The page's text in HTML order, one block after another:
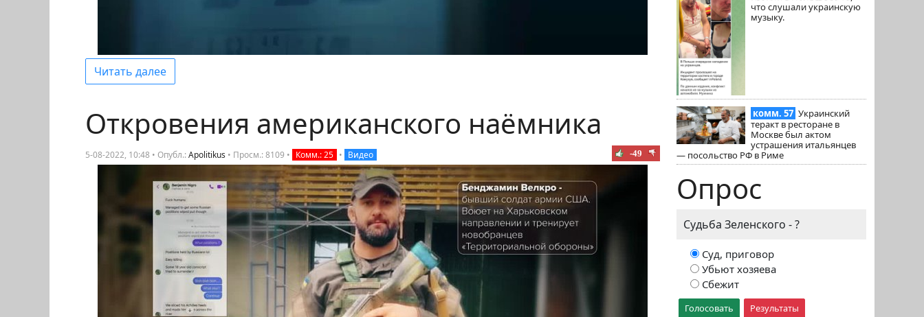
что слушали украинскую
музыку.
комм. 57 Украинский
теракт в ресторане в
Москве был актом
устрашения итальянцев
— посольство РФ в Риме
Опрос
Судьба Зеленского - ?
Суд, приговор
Убьют хозяева
Сбежит
Голосовать Результаты
Читать далее
Откровения американского наёмника
5-08-2022, 10:48 • Опубл.:Apolitikus • Просм.: 8109 • Комм.: 25 • Видео -49